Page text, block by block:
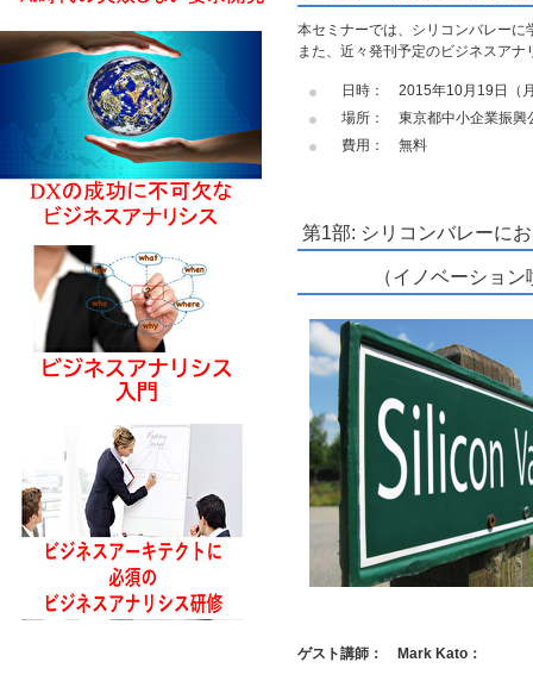
本セミナーでは、シリコンバレー
また、近々発刊予定のビジネスア
日時： 2015年10月19日
場所： 東京都中小企業振興
費用： 無料
第1部: シリコンバレーに
（イノベーション噴
ゲスト講師： Mark Kato ：